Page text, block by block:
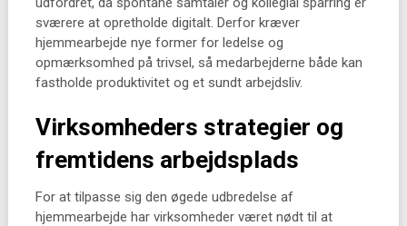
sværere at opretholde digitalt. Derfor kræver
hjemmearbejde nye former for ledelse og
opmærksomhed på trivsel, så medarbejderne både kan
fastholde produktivitet og et sundt arbejdsliv.
Virksomheders strategier og
fremtidens arbejdsplads
For at tilpasse sig den øgede udbredelse af
hjemmearbejde har virksomheder været nødt til at